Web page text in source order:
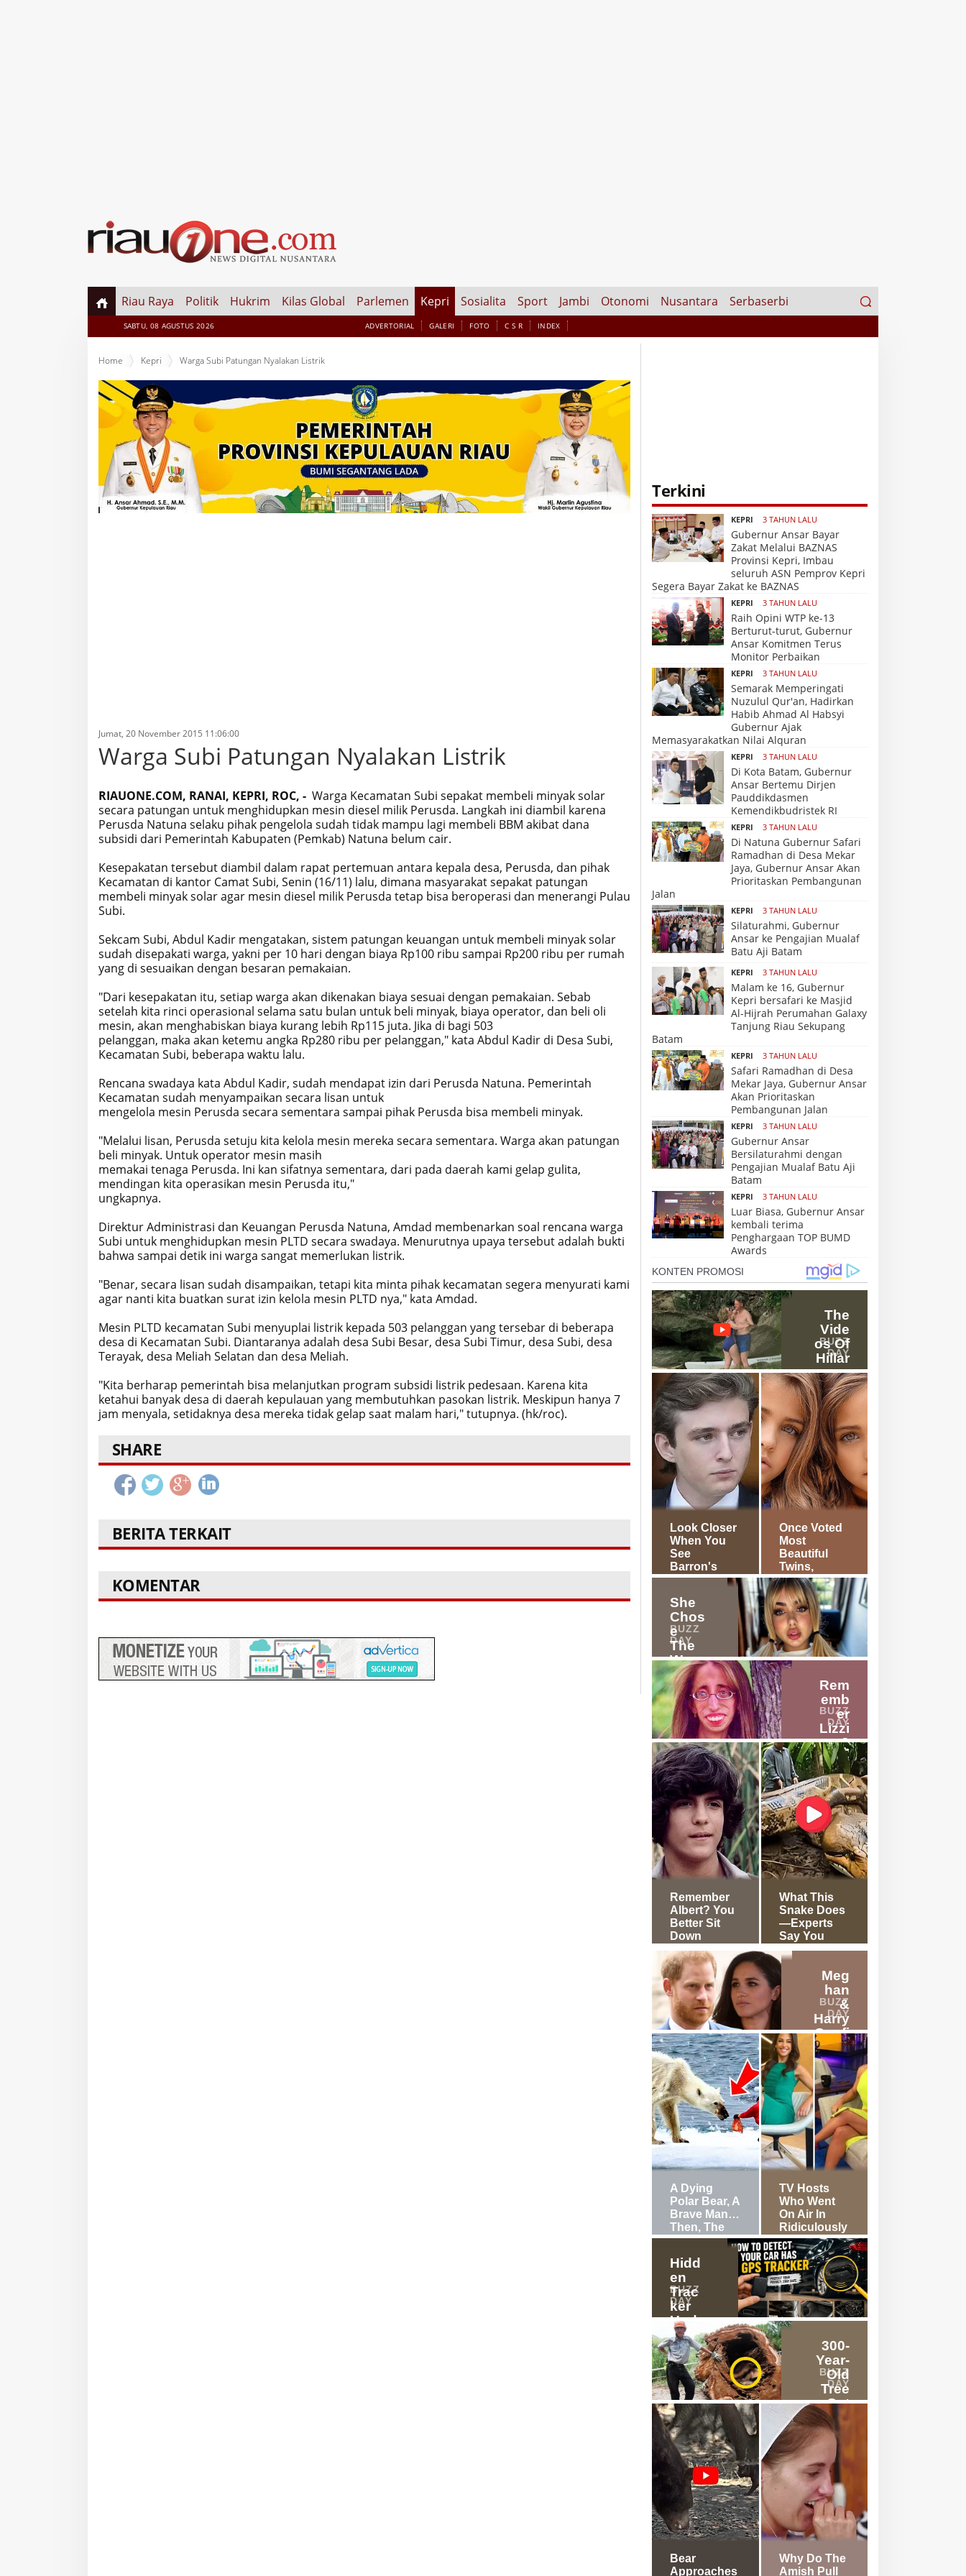
Riau Raya Politik Hukrim Kilas Global Parlemen Kepri Sosialita Sport Jambi Otonomi Nusantara Serbaserbi
Search
for:
SABTU, 08 AGUSTUS 2026 ADVERTORIAL GALERI FOTO C S R INDEX
Home Kepri Warga Subi Patungan Nyalakan Listrik
Jumat, 20 November 2015 11:06:00
Warga Subi Patungan Nyalakan Listrik
RIAUONE.COM, RANAI, KEPRI, ROC, - Warga Kecamatan Subi sepakat membeli minyak solar
secara patungan untuk menghidupkan mesin diesel milik Perusda. Langkah ini diambil karena
Perusda Natuna selaku pihak pengelola sudah tidak mampu lagi membeli BBM akibat dana
subsidi dari Pemerintah Kabupaten (Pemkab) Natuna belum cair.
Kesepakatan tersebut diambil dalam rapat pertemuan antara kepala desa, Perusda, dan pihak
Kecamatan di kantor Camat Subi, Senin (16/11) lalu, dimana masyarakat sepakat patungan
membeli minyak solar agar mesin diesel milik Perusda tetap bisa beroperasi dan menerangi Pulau
Subi.
Sekcam Subi, Abdul Kadir mengatakan, sistem patungan keuangan untuk membeli minyak solar
sudah disepakati warga, yakni per 10 hari dengan biaya Rp100 ribu sampai Rp200 ribu per rumah
yang di sesuaikan dengan besaran pemakaian.
"Dari kesepakatan itu, setiap warga akan dikenakan biaya sesuai dengan pemakaian. Sebab
setelah kita rinci operasional selama satu bulan untuk beli minyak, biaya operator, dan beli oli
mesin, akan menghabiskan biaya kurang lebih Rp115 juta. Jika di bagi 503
pelanggan, maka akan ketemu angka Rp280 ribu per pelanggan," kata Abdul Kadir di Desa Subi,
Kecamatan Subi, beberapa waktu lalu.
Rencana swadaya kata Abdul Kadir, sudah mendapat izin dari Perusda Natuna. Pemerintah
Kecamatan sudah menyampaikan secara lisan untuk
mengelola mesin Perusda secara sementara sampai pihak Perusda bisa membeli minyak.
"Melalui lisan, Perusda setuju kita kelola mesin mereka secara sementara. Warga akan patungan
beli minyak. Untuk operator mesin masih
memakai tenaga Perusda. Ini kan sifatnya sementara, dari pada daerah kami gelap gulita,
mendingan kita operasikan mesin Perusda itu,"
ungkapnya.
Direktur Administrasi dan Keuangan Perusda Natuna, Amdad membenarkan soal rencana warga
Subi untuk menghidupkan mesin PLTD secara swadaya. Menurutnya upaya tersebut adalah bukti
bahwa sampai detik ini warga sangat memerlukan listrik.
"Benar, secara lisan sudah disampaikan, tetapi kita minta pihak kecamatan segera menyurati kami
agar nanti kita buatkan surat izin kelola mesin PLTD nya," kata Amdad.
Mesin PLTD kecamatan Subi menyuplai listrik kepada 503 pelanggan yang tersebar di beberapa
desa di Kecamatan Subi. Diantaranya adalah desa Subi Besar, desa Subi Timur, desa Subi, desa
Terayak, desa Meliah Selatan dan desa Meliah.
"Kita berharap pemerintah bisa melanjutkan program subsidi listrik pedesaan. Karena kita
ketahui banyak desa di daerah kepulauan yang membutuhkan pasokan listrik. Meskipun hanya 7
jam menyala, setidaknya desa mereka tidak gelap saat malam hari," tutupnya. (hk/roc).
SHARE
BERITA TERKAIT
KOMENTAR
Terkini
KEPRI 3 TAHUN LALU
Gubernur Ansar Bayar
Zakat Melalui BAZNAS
Provinsi Kepri, Imbau
seluruh ASN Pemprov Kepri
Segera Bayar Zakat ke BAZNAS
KEPRI 3 TAHUN LALU
Raih Opini WTP ke-13
Berturut-turut, Gubernur
Ansar Komitmen Terus
Monitor Perbaikan
KEPRI 3 TAHUN LALU
Semarak Memperingati
Nuzulul Qur'an, Hadirkan
Habib Ahmad Al Habsyi
Gubernur Ajak
Memasyarakatkan Nilai Alquran
KEPRI 3 TAHUN LALU
Di Kota Batam, Gubernur
Ansar Bertemu Dirjen
Pauddikdasmen
Kemendikbudristek RI
KEPRI 3 TAHUN LALU
Di Natuna Gubernur Safari
Ramadhan di Desa Mekar
Jaya, Gubernur Ansar Akan
Prioritaskan Pembangunan
Jalan
KEPRI 3 TAHUN LALU
Silaturahmi, Gubernur
Ansar ke Pengajian Mualaf
Batu Aji Batam
KEPRI 3 TAHUN LALU
Malam ke 16, Gubernur
Kepri bersafari ke Masjid
Al-Hijrah Perumahan Galaxy
Tanjung Riau Sekupang
Batam
KEPRI 3 TAHUN LALU
Safari Ramadhan di Desa
Mekar Jaya, Gubernur Ansar
Akan Prioritaskan
Pembangunan Jalan
KEPRI 3 TAHUN LALU
Gubernur Ansar
Bersilaturahmi dengan
Pengajian Mualaf Batu Aji
Batam
KEPRI 3 TAHUN LALU
Luar Biasa, Gubernur Ansar
kembali terima
Penghargaan TOP BUMD
Awards